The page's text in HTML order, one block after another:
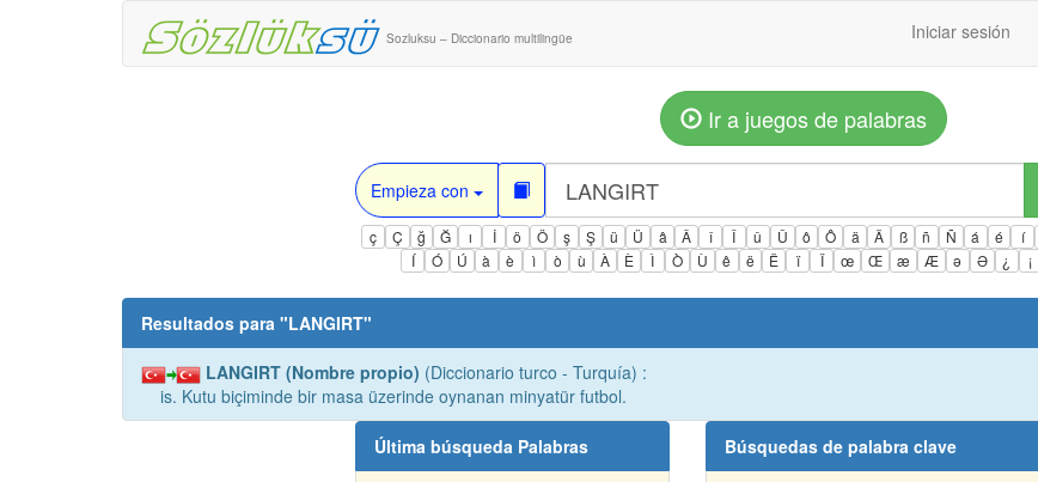
Sozluksu – Diccionario multilingüe Iniciar sesión
Ir a juegos de palabras
Empieza con
ç Ç ğ Ğ ı İ ö Ö ş Ş ü Ü â Â î Î û Û ô Ô ä Ä ß ñ Ñ á é í
Í
Ó Ú à è ì ò ù À È Ì Ò Ù ê ë Ë ï Ï œ Œ æ Æ ə Ə ¿ ¡
Resultados para "LANGIRT"
LANGIRT (Nombre propio) (Diccionario turco - Turquía) :
is. Kutu biçiminde bir masa üzerinde oynanan minyatür futbol.
Última búsqueda Palabras Búsquedas de palabra clave